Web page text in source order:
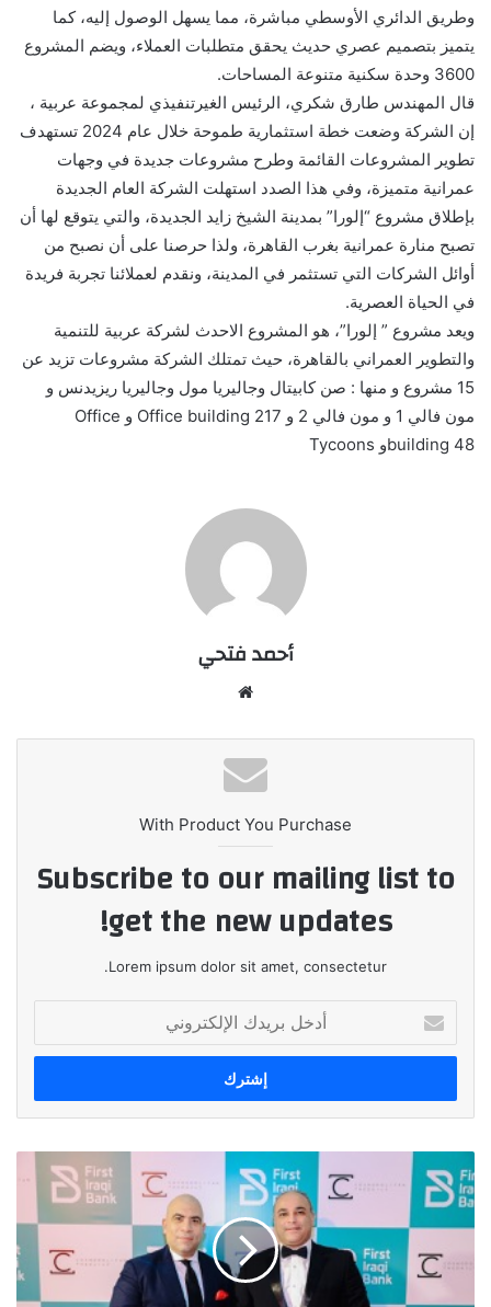
وطريق الدائري الأوسطي مباشرة، مما يسهل الوصول إليه، كما
يتميز بتصميم عصري حديث يحقق متطلبات العملاء، ويضم المشروع
3600 وحدة سكنية متنوعة المساحات.
قال المهندس طارق شكري، الرئيس الغيرتنفيذي لمجموعة عربية ،
إن الشركة وضعت خطة استثمارية طموحة خلال عام 2024 تستهدف
تطوير المشروعات القائمة وطرح مشروعات جديدة في وجهات
عمرانية متميزة، وفي هذا الصدد استهلت الشركة العام الجديدة
بإطلاق مشروع “إلورا” بمدينة الشيخ زايد الجديدة، والتي يتوقع لها أن
تصبح منارة عمرانية بغرب القاهرة، ولذا حرصنا على أن نصبح من
أوائل الشركات التي تستثمر في المدينة، ونقدم لعملائنا تجربة فريدة
في الحياة العصرية.
ويعد مشروع ” إلورا”، هو المشروع الاحدث لشركة عربية للتنمية
والتطوير العمراني بالقاهرة، حيث تمتلك الشركة مشروعات تزيد عن
15 مشروع و منها : صن كابيتال وجاليريا مول وجاليريا ريزيدنس و
مون فالي 1 و مون فالي 2 و Office building 217 و Office
building 48و Tycoons
أحمد فتحي
With Product You Purchase
Subscribe to our mailing list to
get the new updates!
Lorem ipsum dolor sit amet, consectetur.
بريدك
الإلكتروني
دبي
الوطني
-
جائزتين